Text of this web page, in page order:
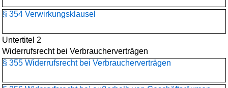
§ 354 Verwirkungsklausel
Untertitel 2
Widerrufsrecht bei Verbraucherverträgen
§ 355 Widerrufsrecht bei Verbraucherverträgen